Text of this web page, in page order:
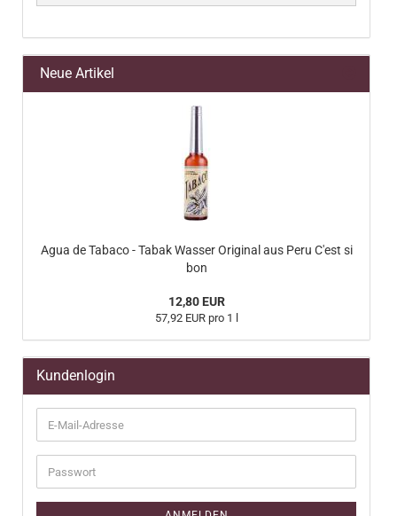
Neue Artikel
Agua de Tabaco - Tabak Wasser Original aus Peru C'est si
bon
12,80 EUR
57,92 EUR pro 1 l
Kundenlogin
E-
Mail-
Adresse
Passwort